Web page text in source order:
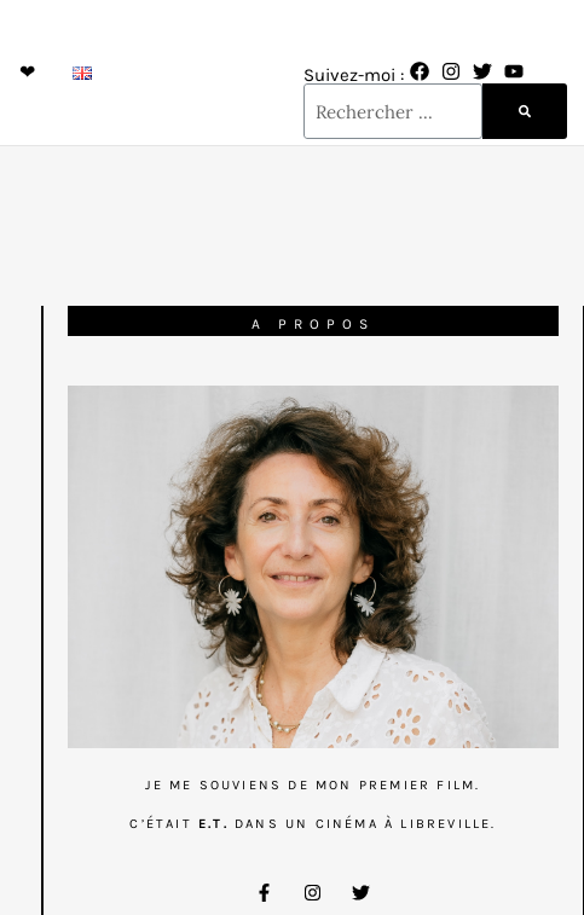
❤ Suivez-moi :
A PROPOS
JE ME SOUVIENS DE MON PREMIER FILM.
C’ÉTAIT E.T. DANS UN CINÉMA À LIBREVILLE.